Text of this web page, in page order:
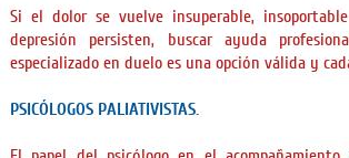
Si el dolor se vuelve insuperable,
depresión persisten, buscar ayuda
especializado en duelo es una opción válida y
PSICÓLOGOS PALIATIVISTAS.